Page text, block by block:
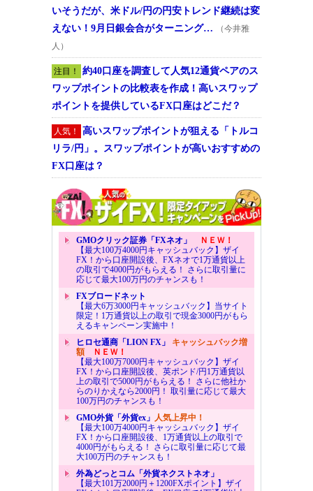
いそうだが、米ドル/円の円安トレンド継続は変
えない！9月日銀会合がターニング…
（今井雅
人）
注目！
約40口座を調査して人気12通貨ペアのス
ワップポイントの比較表を作成！高いスワップ
ポイントを提供しているFX口座はどこだ？
人気！
高いスワップポイントが狙える「トルコ
リラ/円」。スワップポイントが高いおすすめの
FX口座は？
GMOクリック証券「FXネオ」
ＮＥＷ！
【最大100万4000円キャッシュバック】ザイ
FX！から口座開設後、FXネオで1万通貨以上
の取引で4000円がもらえる！ さらに取引量に
応じて最大100万円のチャンスも！
FXブロードネット
【最大6万3000円キャッシュバック】当サイト
限定！1万通貨以上の取引で現金3000円がもら
えるキャンペーン実施中！
ヒロセ通商「LION FX」 キャッシュバック増
額ＮＥＷ！
【最大100万7000円キャッシュバック】ザイ
FX！から口座開設後、英ポンド/円1万通貨以
上の取引で5000円がもらえる！ さらに他社か
らのりかえなら2000円！ 取引量に応じて最大
100万円のチャンスも！
GMO外貨「外貨ex」 人気上昇中！
【最大100万4000円キャッシュバック】ザイ
FX！から口座開設後、1万通貨以上の取引で
4000円がもらえる！ さらに取引量に応じて最
大100万円のチャンスも！
外為どっとコム「外貨ネクストネオ」
【最大101万2000円＋1200FXポイント】ザイ